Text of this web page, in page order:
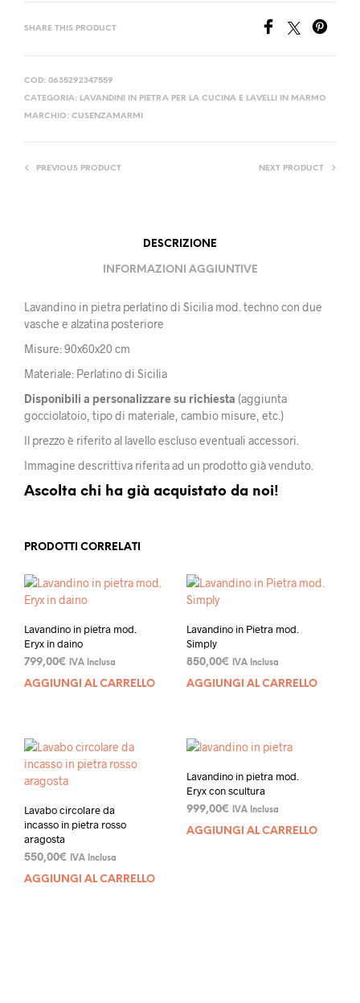
SHARE THIS PRODUCT
COD: 0635292347559
CATEGORIA: LAVANDINI IN PIETRA PER LA CUCINA E LAVELLI IN MARMO
MARCHIO: CUSENZAMARMI
PREVIOUS PRODUCT NEXT PRODUCT
DESCRIZIONE
INFORMAZIONI AGGIUNTIVE
Lavandino in pietra perlatino di Sicilia mod. techno con due
vasche e alzatina posteriore
Misure: 90x60x20 cm
Materiale: Perlatino di Sicilia
Disponibili a personalizzare su richiesta (aggiunta
gocciolatoio, tipo di materiale, cambio misure, etc.)
Il prezzo è riferito al lavello escluso eventuali accessori.
Immagine descrittiva riferita ad un prodotto già venduto.
Ascolta chi ha già acquistato da noi!
PRODOTTI CORRELATI
Lavandino in pietra mod.
Eryx in daino
799,00€ IVA Inclusa
AGGIUNGI AL CARRELLO
Lavandino in Pietra mod.
Simply
850,00€ IVA Inclusa
AGGIUNGI AL CARRELLO
Lavabo circolare da
incasso in pietra rosso
aragosta
550,00€ IVA Inclusa
AGGIUNGI AL CARRELLO
Lavandino in pietra mod.
Eryx con scultura
999,00€ IVA Inclusa
AGGIUNGI AL CARRELLO